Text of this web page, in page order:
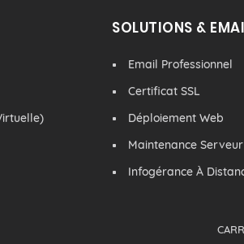
SOLUTIONS &
Email Professionnel
Certificat SSL
Déploiement Web
Maintenance Serveur
Infogérance À